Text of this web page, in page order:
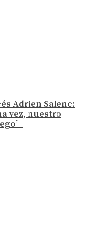
Adrien Salenc:
vez, nuestro